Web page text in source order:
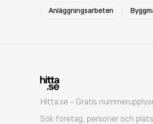
Anläggningsarbeten
Hitta.se - Gratis
Sök företag, personer och